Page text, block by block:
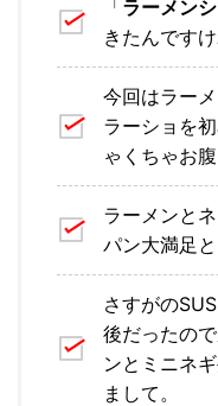
「ラーメン
きたんです
今回はラー
ラーショを
ゃくちゃお
ラーメンと
パン大満足
さすがの
後だったの
ンとミニネ
まして。